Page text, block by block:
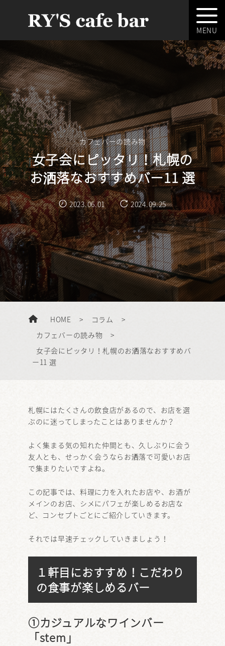
カフェバーの読み物
女子会にピッタリ！札幌の
お洒落なおすすめバー11 選
2023.06.01 2024.09.25
HOME > コラム
>
カフェバーの読み物
>
女子会にピッタリ！札幌のお洒落なおすすめバ
ー11 選
札幌にはたくさんの飲食店があるので、お店を選
ぶのに迷ってしまったことはありませんか？
よく集まる気の知れた仲間とも、久しぶりに会う
友人とも、せっかく会うならお洒落で可愛いお店
で集まりたいですよね。
この記事では、料理に力を入れたお店や、お酒が
メインのお店、シメにパフェが楽しめるお店な
ど、コンセプトごとにご紹介していきます。
それでは早速チェックしていきましょう！
１軒目におすすめ！こだわり
の食事が楽しめるバー
①カジュアルなワインバー
「stem」